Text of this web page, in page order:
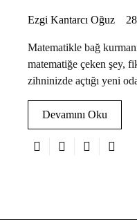
Ezgi Kantarcı Oğuz
Matematikle bağ
matematiğe çeken şey,
zihninizde açtığı yeni
Devamını Oku